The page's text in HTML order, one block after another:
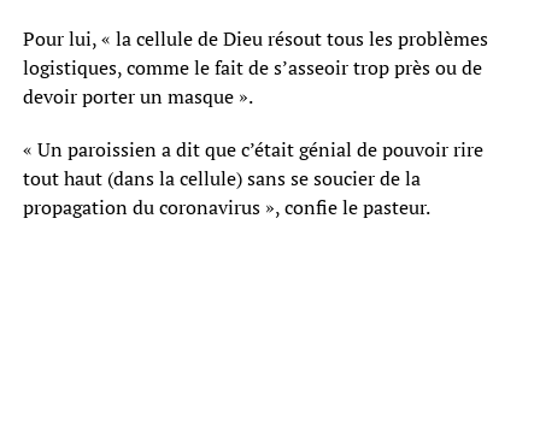
Pour lui, « la cellule de Dieu résout tous les problèmes
logistiques, comme le fait de s’asseoir trop près ou de
devoir porter un masque ».
« Un paroissien a dit que c’était génial de pouvoir rire
tout haut (dans la cellule) sans se soucier de la
propagation du coronavirus », confie le pasteur.